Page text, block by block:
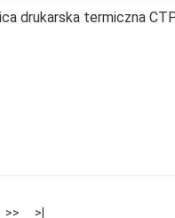
drukarska termiczna
>> >|